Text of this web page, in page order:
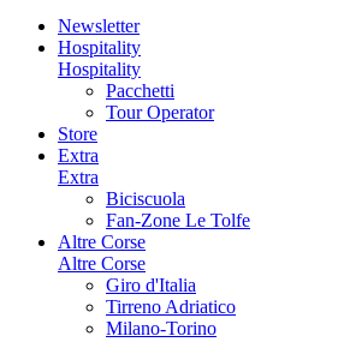
Newsletter
Hospitality
Hospitality
Pacchetti
Tour Operator
Store
Extra
Extra
Biciscuola
Fan-Zone Le Tolfe
Altre Corse
Altre Corse
Giro d'Italia
Tirreno Adriatico
Milano-Torino